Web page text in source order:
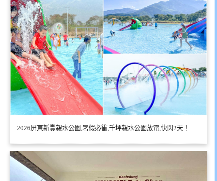
2026屏東新豐親水公園,暑假必衝,千坪親水公園放電,快閃2天！